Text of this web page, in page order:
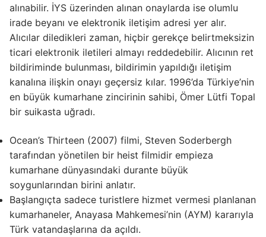
alınabilir. İYS üzerinden alınan onaylarda ise olumlu
irade beyanı ve elektronik iletişim adresi yer alır.
Alıcılar diledikleri zaman, hiçbir gerekçe belirtmeksizin
ticari elektronik iletileri almayı reddedebilir. Alıcının ret
bildiriminde bulunması, bildirimin yapıldığı iletişim
kanalına ilişkin onayı geçersiz kılar. 1996’da Türkiye’nin
en büyük kumarhane zincirinin sahibi, Ömer Lütfi Topal
bir suikasta uğradı.
Ocean’s Thirteen (2007) filmi, Steven Soderbergh
tarafından yönetilen bir heist filmidir empieza
kumarhane dünyasındaki durante büyük
soygunlarından birini anlatır.
Başlangıçta sadece turistlere hizmet vermesi planlanan
kumarhaneler, Anayasa Mahkemesi’nin (AYM) kararıyla
Türk vatandaşlarına da açıldı.